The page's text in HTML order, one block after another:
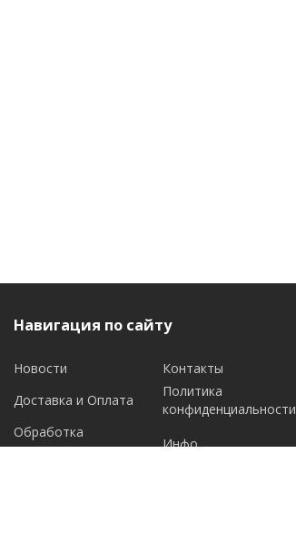
Навигация по сайту
Новости
Контакты
Доставка и Оплата
Политика
конфиденциальности
Обработка
персональных данных
Инфо